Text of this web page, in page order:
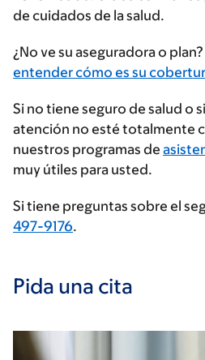
de cuidados de la salud.
Ingrese
su
de
seguros
¿No ve su aseguradora o plan?
entender cómo es su
Si no tiene seguro de salud o
atención no esté totalmente
nuestros programas de
muy útiles para usted.
Si tiene preguntas sobre el
497-9176.
Pida una cita